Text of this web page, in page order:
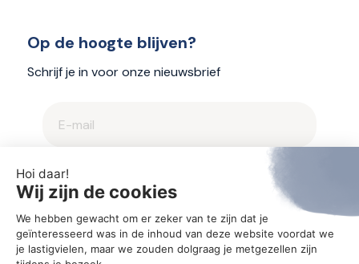
Op de hoogte blijven?
Schrijf je in voor onze nieuwsbrief